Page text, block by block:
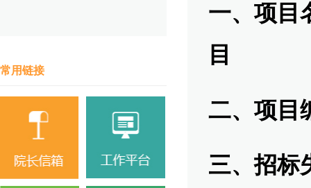
一、 项目
目
二、 项目
三、招标
常用链接